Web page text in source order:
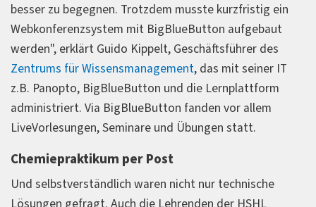
besser zu begegnen. Trotzdem musste kurzfristig ein
Webkonferenzsystem mit BigBlueButton aufgebaut
werden", erklärt Guido Kippelt, Geschäftsführer des
Zentrums für Wissensmanagement, das mit seiner IT
z.B. Panopto, BigBlueButton und die Lernplattform
administriert. Via BigBlueButton fanden vor allem
LiveVorlesungen, Seminare und Übungen statt.
Chemiepraktikum per Post
Und selbstverständlich waren nicht nur technische